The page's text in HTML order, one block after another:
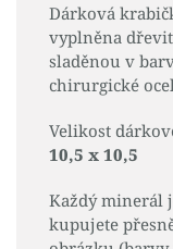
Dárková
vyplněna
sladěnou v
chirurgické
Velikost
10,5 x 10,5
Každý minerál
kupujete